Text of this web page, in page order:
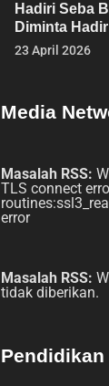
Hadiri Seba
Diminta Hadir
23 April 2026
Media
Masalah RSS:
TLS connect
error
Masalah RSS:
tidak diberikan.
Pendidikan